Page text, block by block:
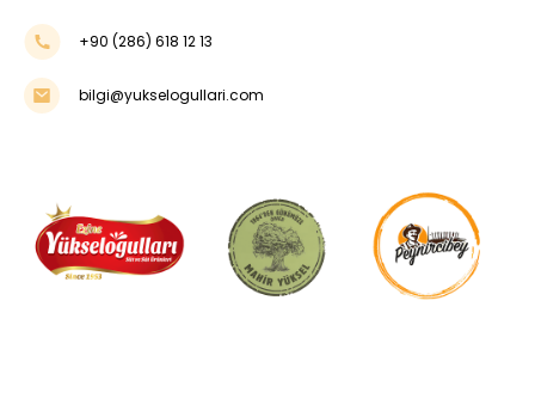
+90 (286) 618 12 13
bilgi@yukselogullari.com